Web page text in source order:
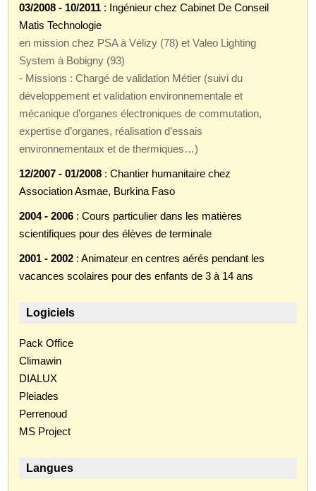
03/2008 - 10/2011 : Ingénieur chez Cabinet De Conseil
Matis Technologie
en mission chez PSA à Vélizy (78) et Valeo Lighting
System à Bobigny (93)
- Missions : Chargé de validation Métier (suivi du
développement et validation environnementale et
mécanique d’organes électroniques de commutation,
expertise d’organes, réalisation d’essais
environnementaux et de thermiques…)
12/2007 - 01/2008 : Chantier humanitaire chez
Association Asmae, Burkina Faso
2004 - 2006 : Cours particulier dans les matières
scientifiques pour des élèves de terminale
2001 - 2002 : Animateur en centres aérés pendant les
vacances scolaires pour des enfants de 3 à 14 ans
Logiciels
Pack Office
Climawin
DIALUX
Pleiades
Perrenoud
MS Project
Langues